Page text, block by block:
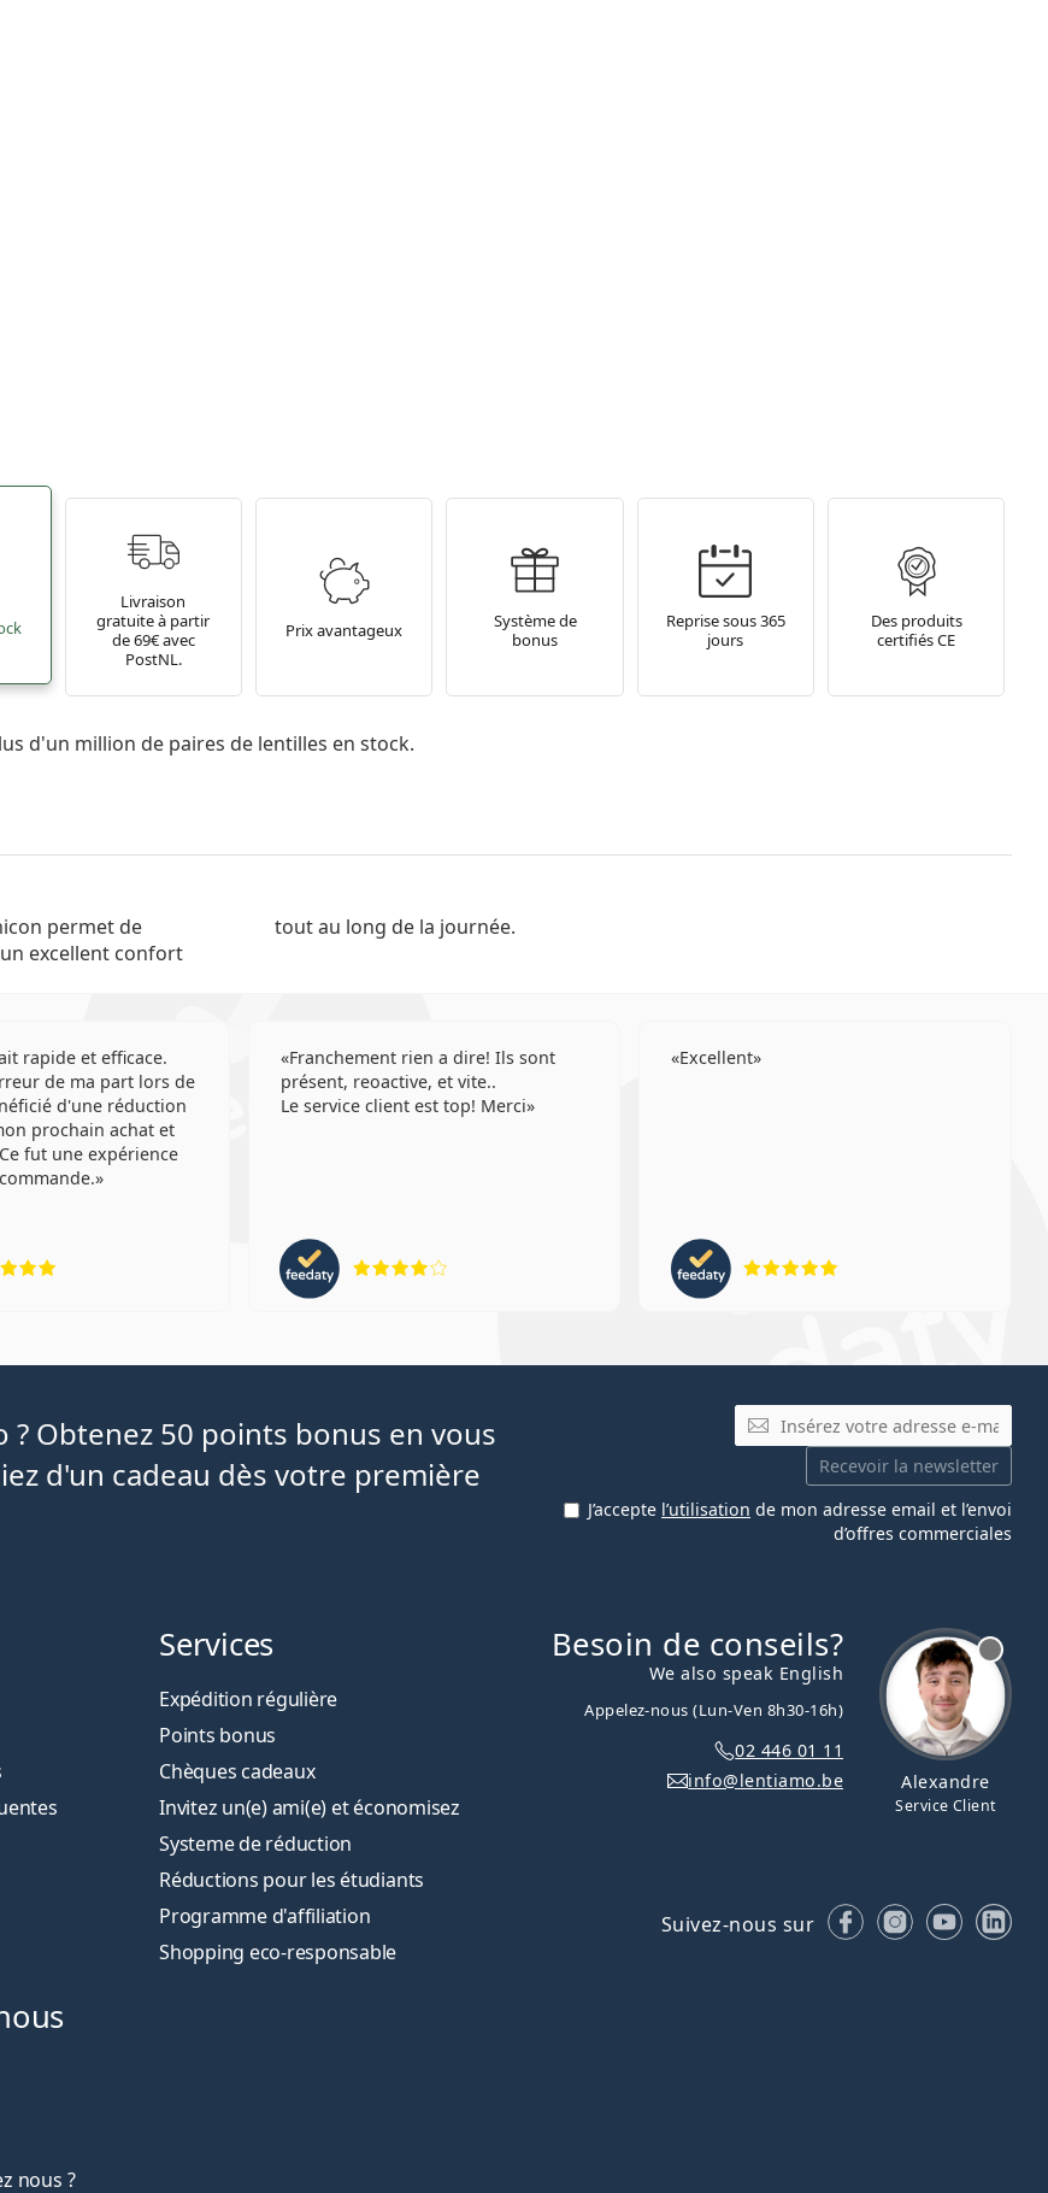
Livraison
gratuite à partir
de 69€ avec
PostNL.
Prix avantageux
Système de
bonus
Reprise sous 365
jours
Des produits
certifiés CE
d'un million de paires de lentilles en stock.
permet de
excellent confort
tout au long de la journée.
rapide et efficace.
de ma part lors de
d'une réduction
prochain achat et
fut une expérience
Franchement rien a dire! Ils sont
présent, reoactive, et vite..
Le service client est top! Merci
Excellent
Obtenez 50 points bonus en vous
d'un cadeau dès votre première
E-mail
Recevoir la newsletter
J’accepte l’utilisation de mon adresse email et l’envoi
d’offres commerciales
Alexandre
Service Client
Besoin de conseils?
We also speak English
Appelez-nous (Lun-Ven 8h30-16h)
02 446 01 11
info@lentiamo.be
Services
Expédition régulière
Points bonus
Chèques cadeaux
Invitez un(e) ami(e) et économisez
Systeme de réduction
Réductions pour les étudiants
Programme d'affiliation
Shopping eco-responsable
nous ?
Suivez-nous sur FacebookInstagram
YouTube